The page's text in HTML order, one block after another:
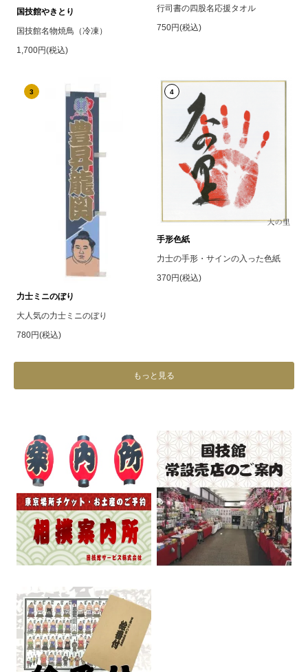
国技館やきとり
国技館名物焼鳥（冷凍）
1,700円(税込)
行司書の四股名応援タオル
750円(税込)
3
力士ミニのぼり
大人気の力士ミニのぼり
780円(税込)
4
手形色紙
力士の手形・サインの入った色紙
370円(税込)
もっと見る